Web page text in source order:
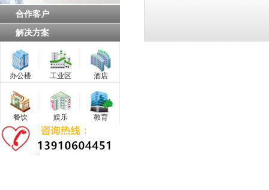
合作客户
解决方案
办公楼 工业区 酒店
餐饮 娱乐 教育